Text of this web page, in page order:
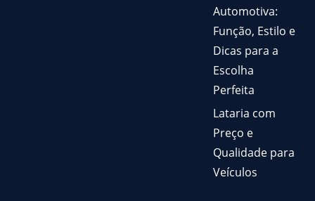
Automotiva:
Função, Estilo e
Dicas para a
Escolha
Perfeita
Lataria com
Preço e
Qualidade para
Veículos